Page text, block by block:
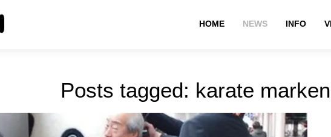
HOME NEWS INFO
Posts tagged: karate marken